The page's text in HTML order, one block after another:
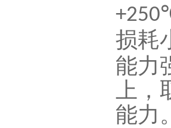
损耗
能力
上
能力